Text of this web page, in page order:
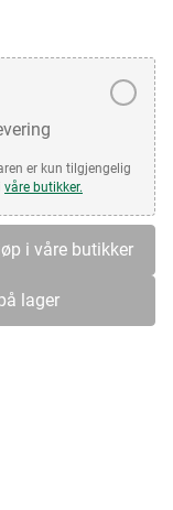
er kun tilgjengelig
våre butikker.
i våre butikker
lager